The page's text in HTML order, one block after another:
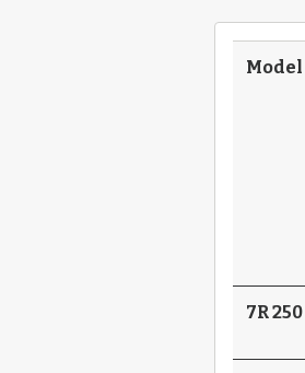
Model
7R 250